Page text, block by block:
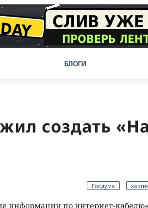
БЛОГИ
создать
Госдума
информации по интернет-